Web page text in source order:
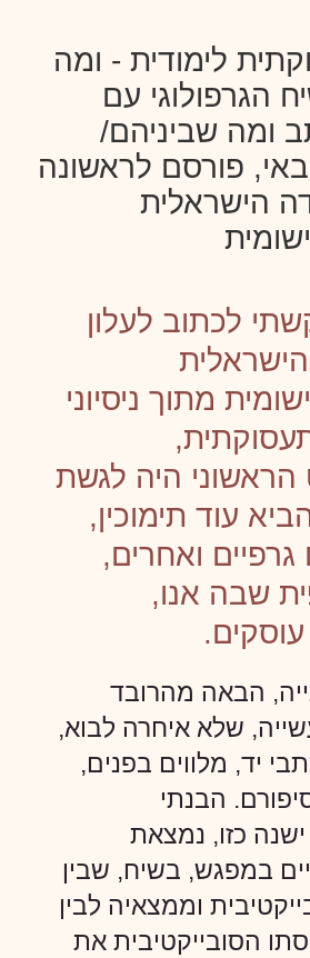
לימודית - ומה
הגרפולוגי עם
ומה שביניהם/
פורסם לראשונה
הישראלית
לכתוב לעלון
מתוך ניסיוני
הראשוני היה לגשת
עוד תימוכין,
ואחרים,
שבה אנו,
עוסקים.
הבאה מהרובד
שלא איחרה לבוא,
יד, מלווים בפנים,
הבנתי
כזו, נמצאת
במפגש, בשיח, שבין
וממצאיה לבין
הסובייקטיבית את